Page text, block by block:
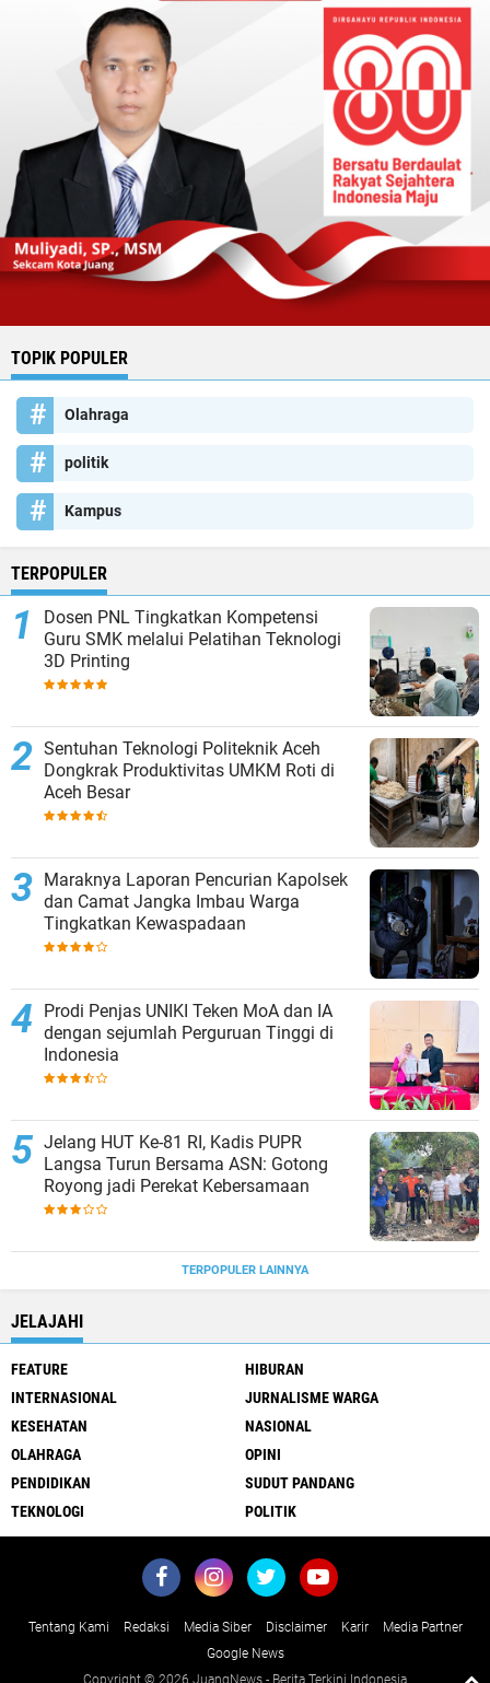
TOPIK POPULER
Olahraga
politik
Kampus
TERPOPULER
Dosen PNL Tingkatkan Kompetensi
Guru SMK melalui Pelatihan Teknologi
3D Printing
Sentuhan Teknologi Politeknik Aceh
Dongkrak Produktivitas UMKM Roti di
Aceh Besar
Maraknya Laporan Pencurian Kapolsek
dan Camat Jangka Imbau Warga
Tingkatkan Kewaspadaan
Prodi Penjas UNIKI Teken MoA dan IA
dengan sejumlah Perguruan Tinggi di
Indonesia
Jelang HUT Ke-81 RI, Kadis PUPR
Langsa Turun Bersama ASN: Gotong
Royong jadi Perekat Kebersamaan
TERPOPULER LAINNYA
JELAJAHI
FEATURE
HIBURAN
INTERNASIONAL
JURNALISME WARGA
KESEHATAN
NASIONAL
OLAHRAGA
OPINI
PENDIDIKAN
SUDUT PANDANG
TEKNOLOGI
POLITIK
Tentang Kami Redaksi Media Siber Disclaimer Karir
Media Partner
Google News
Copyright © 2026 JuangNews - Berita Terkini Indonesia